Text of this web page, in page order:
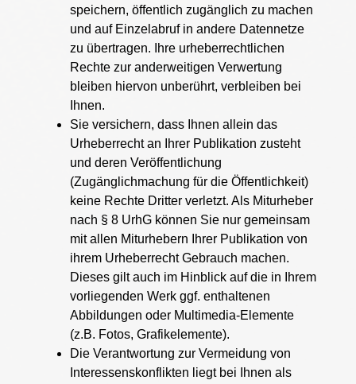
speichern, öffentlich zugänglich zu machen
und auf Einzelabruf in andere Datennetze
zu übertragen. Ihre urheberrechtlichen
Rechte zur anderweitigen Verwertung
bleiben hiervon unberührt, verbleiben bei
Ihnen.
Sie versichern, dass Ihnen allein das
Urheberrecht an Ihrer Publikation zusteht
und deren Veröffentlichung
(Zugänglichmachung für die Öffentlichkeit)
keine Rechte Dritter verletzt. Als Miturheber
nach § 8 UrhG können Sie nur gemeinsam
mit allen Miturhebern Ihrer Publikation von
ihrem Urheberrecht Gebrauch machen.
Dieses gilt auch im Hinblick auf die in Ihrem
vorliegenden Werk ggf. enthaltenen
Abbildungen oder Multimedia-Elemente
(z.B. Fotos, Grafikelemente).
Die Verantwortung zur Vermeidung von
Interessenskonflikten liegt bei Ihnen als